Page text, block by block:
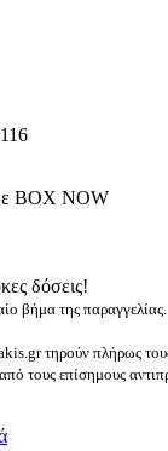
BOX NOW
δόσεις!
βήμα της παραγγελίας.
τηρούν πλήρως τους
τους επίσημους